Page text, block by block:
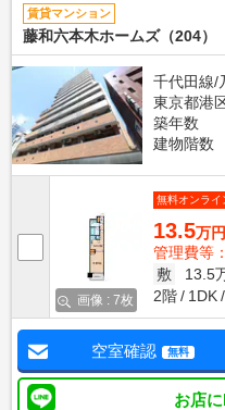
賃貸マンション
藤和六本木ホームズ（204）
千代田線/
東京都港
築年数
建物階数
画像 : 7枚
無料オンライ
13.5万円
管理費等
敷
13.5
2階
1DK
空室確認 無料
お店